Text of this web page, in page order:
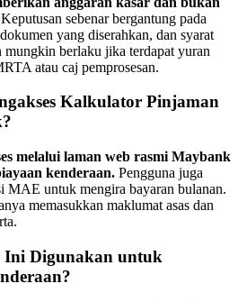
Keputusan sebenar bergantung pada
yang diserahkan, dan syarat
berlaku jika terdapat yuran
atau caj pemprosesan.
Kalkulator Pinjaman
melalui laman web rasmi Maybank
kenderaan. Pengguna juga
MAE untuk mengira bayaran bulanan.
memasukkan maklumat asas dan
Digunakan untuk